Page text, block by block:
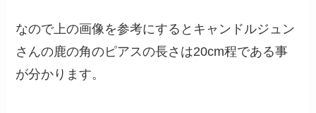
なので上の画像を参考にするとキャンドルジュン
さんの鹿の角のピアスの長さは20cm程である事
が分かります。